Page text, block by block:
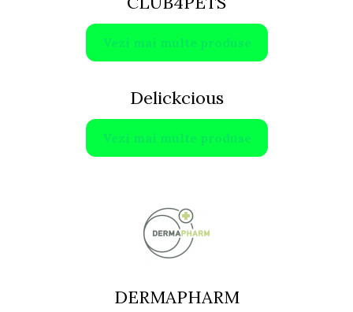
Vezi mai multe produse
Delickcious
Vezi mai multe produse
DERMAPHARM